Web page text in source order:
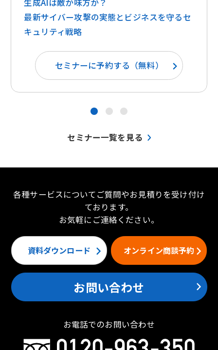
最新サイバー攻撃の実態とビジネスを守るセ
キュリティ戦略
セミナーに予約する（無料）
● ● ●
セミナー一覧を見る
各種サービスについてご質問やお見積りを受け付け
ております。
お気軽にご連絡ください。
資料ダウンロード オンライン商談予約
お問い合わせ
お電話でのお問い合わせ